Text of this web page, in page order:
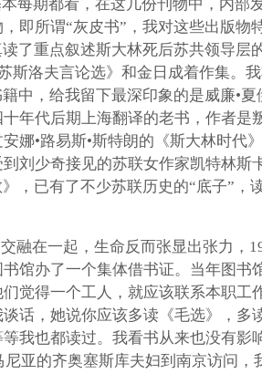
每期都看，在这几份刊物中，内部
即所谓“灰皮书”，我对这些出版物
了重点叙述斯大林死后苏共领导层
斯洛夫言论选》和金日成着作集。
中，给我留下最深印象的是威廉•夏
年代后期上海翻译的老书，作者是
娜•路易斯•斯特朗的《斯大林时代
刘少奇接见的苏联女作家凯特林斯
，已有了不少苏联历史的“底子”，
融在一起，生命反而张显出张力，
馆办了一个集体借书证。当年图书
觉得一个工人，就应该联系本职工
话，她说你应该多读《毛选》，多
我也都读过。我看书从来也没有影
亚的齐奥塞斯库夫妇到南京访问，